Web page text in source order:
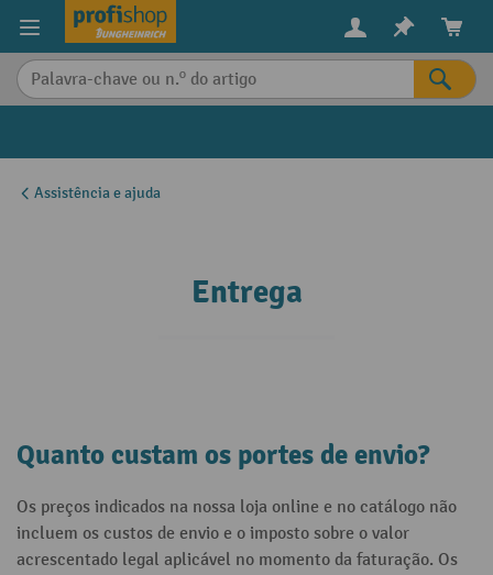
principal
Assistência e ajuda
Entrega
Quanto custam os portes de envio?
Os preços indicados na nossa loja online e no catálogo não
incluem os custos de envio e o imposto sobre o valor
acrescentado legal aplicável no momento da faturação. Os